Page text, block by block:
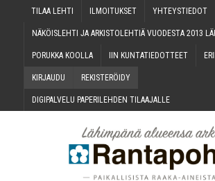
TILAA LEH­TI ILMOI­TUK­SET YHTEYS­TIE­DOT
NÄKÖIS­LEH­TI JA ARKIS­TO­LEH­TIÄ VUO­DES­TA 2013
PORUK­KA KOOLLA IIN KUN­TA­TIE­DOT­TEET
KIR­JAU­DU REKIS­TE­RÖI­DY
DIGI­PAL­VE­LU PAPE­RI­LEH­DEN TILAAJALLE